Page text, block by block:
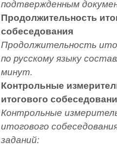
подтвержденным
Продолжительность
собеседования
Продолжительность
по русскому языку
минут.
Контрольные
итогового
Контрольные
итогового
заданий: